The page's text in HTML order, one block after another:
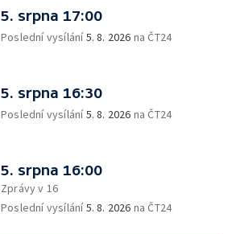
5. srpna 17:00
Poslední vysílání5. 8. 2026 na ČT24
5. srpna 16:30
Poslední vysílání5. 8. 2026 na ČT24
5. srpna 16:00
Zprávy v 16
Poslední vysílání5. 8. 2026 na ČT24